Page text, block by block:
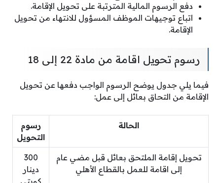
دفع الرسوم المالية المترتبة على تحويل الإقامة.
اتباع توجيهات الموظف المسؤول للانتهاء من تحويل
الإقامة.
رسوم تحويل اقامة من مادة 22 إلى 18
فيما يلي جدول يوضح الرسوم الواجب دفعها عن تحويل
الإقامة من التحاق بعائل إلى عمل:
الحالة
رسوم
التحويل
تحويل إقامة الملتحق بعائل قبل مضي عام
إلى اقامة للعمل بالقطاع الأهلي
300
دينار
كويتي